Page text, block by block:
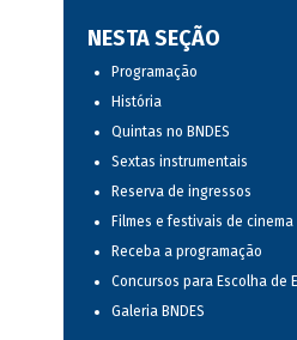
NESTA SEÇÃO
Programação
História
Quintas no BNDES
Sextas instrumentais
Reserva de ingressos
Filmes e festivais de cinema
Receba a programação
Concursos para Escolha de
Galeria BNDES